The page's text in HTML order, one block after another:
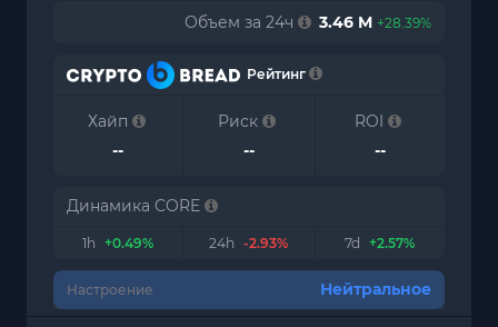
Объем за 24ч 3.46 M +28.39%
Рейтинг
Хайп
--
Риск
--
ROI
--
Динамика CORE
1h +0.49% 24h -2.93% 7d +2.57%
Настроение Нейтральное